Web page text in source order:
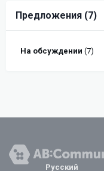
Предложения (7)
На обсуждении (7)
Русский